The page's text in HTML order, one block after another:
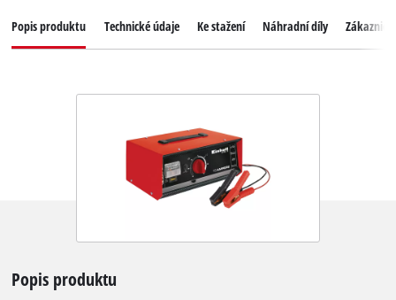
Popis produktu Technické údaje Ke stažení Náhradní díly
Popis produktu